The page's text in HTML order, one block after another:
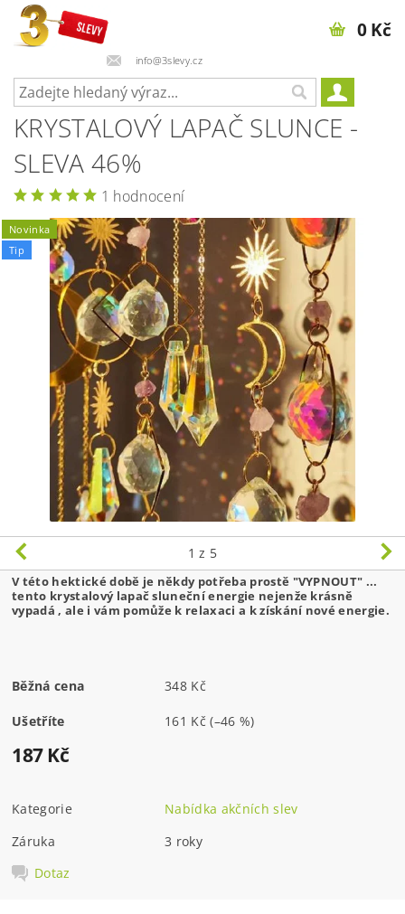
info@3slevy.cz
0 Kč
KRYSTALOVÝ LAPAČ SLUNCE -
SLEVA 46%
1 hodnocení
Novinka
Tip
1 z 5
V této hektické době je někdy potřeba prostě "VYPNOUT" ...
tento krystalový lapač sluneční energie nejenže krásně
vypadá , ale i vám pomůže k relaxaci a k získání nové energie.
Běžná cena 348 Kč
Ušetříte 161 Kč(–46 %)
187 Kč
Kategorie
Nabídka akčních slev
Záruka
3 roky
Dotaz